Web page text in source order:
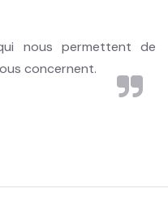
nous permettent de
concernent.